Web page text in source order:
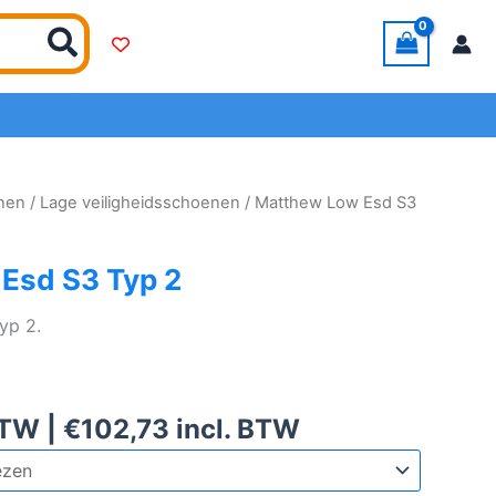
/ Lage veiligheidsschoenen / Matthew Low Esd S3
S3 Typ 2
2.
|€102,73 incl. BTW